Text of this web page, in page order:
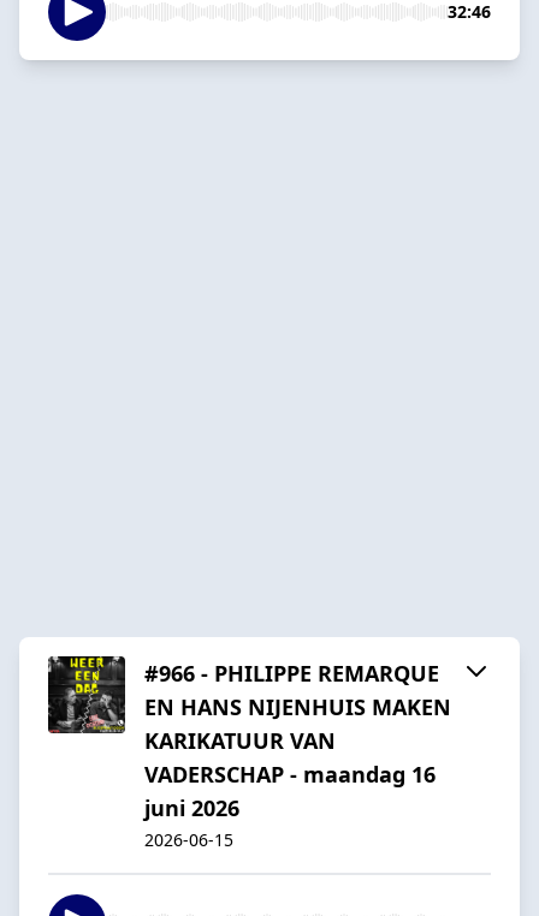
32:46
#966 - PHILIPPE REMARQUE
EN HANS NIJENHUIS MAKEN
KARIKATUUR VAN
VADERSCHAP - maandag 16
juni 2026
2026-06-15